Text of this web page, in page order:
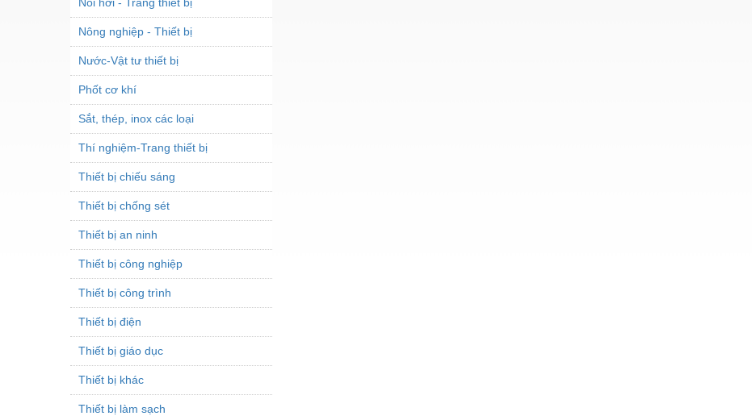
Nông nghiệp - Thiết bị
Nước-Vật tư thiết bị
Phốt cơ khí
Sắt, thép, inox các loại
Thí nghiệm-Trang thiết bị
Thiết bị chiếu sáng
Thiết bị chống sét
Thiết bị an ninh
Thiết bị công nghiệp
Thiết bị công trình
Thiết bị điện
Thiết bị giáo dục
Thiết bị khác
Thiết bị làm sạch